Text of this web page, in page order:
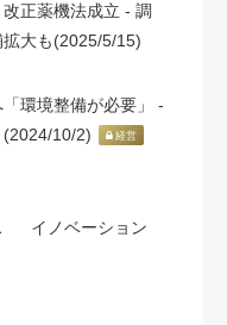
正薬機法成立 - 調
大も(2025/5/15)
環境整備が必要」 -
(2024/10/2)
経営
イノベーション